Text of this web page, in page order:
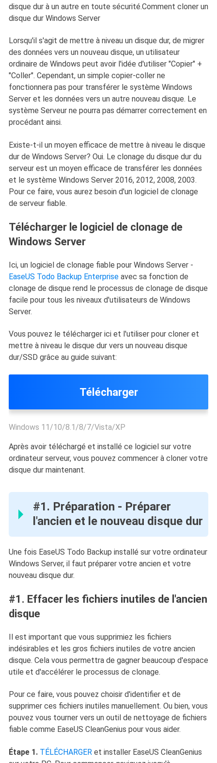
disque dur à un autre en toute sécurité.Comment cloner un
disque dur Windows Server
Lorsqu'il s'agit de mettre à niveau un disque dur, de migrer
des données vers un nouveau disque, un utilisateur
ordinaire de Windows peut avoir l'idée d'utiliser "Copier" +
"Coller". Cependant, un simple copier-coller ne
fonctionnera pas pour transférer le système Windows
Server et les données vers un autre nouveau disque. Le
système Serveur ne pourra pas démarrer correctement en
procédant ainsi.
Existe-t-il un moyen efficace de mettre à niveau le disque
dur de Windows Server? Oui. Le clonage du disque dur du
serveur est un moyen efficace de transférer les données
et le système Windows Server 2016, 2012, 2008, 2003.
Pour ce faire, vous aurez besoin d'un logiciel de clonage
de serveur fiable.
Télécharger le logiciel de clonage de
Windows Server
Ici, un logiciel de clonage fiable pour Windows Server -
EaseUS Todo Backup Enterpriseavec sa fonction de
clonage de disque rend le processus de clonage de disque
facile pour tous les niveaux d'utilisateurs de Windows
Server.
Vous pouvez le télécharger ici et l'utiliser pour cloner et
mettre à niveau le disque dur vers un nouveau disque
dur/SSD grâce au guide suivant:
Télécharger
Windows 11/10/8.1/8/7/Vista/XP
Après avoir téléchargé et installé ce logiciel sur votre
ordinateur serveur, vous pouvez commencer à cloner votre
disque dur maintenant.
#1. Préparation - Préparer
l'ancien et le nouveau disque dur
Une fois EaseUS Todo Backup installé sur votre ordinateur
Windows Server, il faut préparer votre ancien et votre
nouveau disque dur.
#1. Effacer les fichiers inutiles de l'ancien
disque
Il est important que vous supprimiez les fichiers
indésirables et les gros fichiers inutiles de votre ancien
disque. Cela vous permettra de gagner beaucoup d'espace
utile et d'accélérer le processus de clonage.
Pour ce faire, vous pouvez choisir d'identifier et de
supprimer ces fichiers inutiles manuellement. Ou bien, vous
pouvez vous tourner vers un outil de nettoyage de fichiers
fiable comme EaseUS CleanGenius pour vous aider.
Étape 1. TÉLÉCHARGER et installer EaseUS CleanGenius